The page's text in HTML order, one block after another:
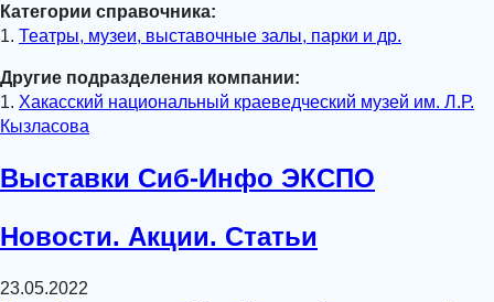
Категории справочника:
1. Театры, музеи, выставочные залы, парки и др.
Другие подразделения компании:
1. Хакасский национальный краеведческий музей им. Л.Р.
Кызласова
Выставки Сиб-Инфо ЭКСПО
Новости. Акции. Статьи
23.05.2022